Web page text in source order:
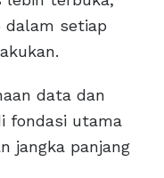
dalam setiap
data dan
fondasi utama
jangka panjang